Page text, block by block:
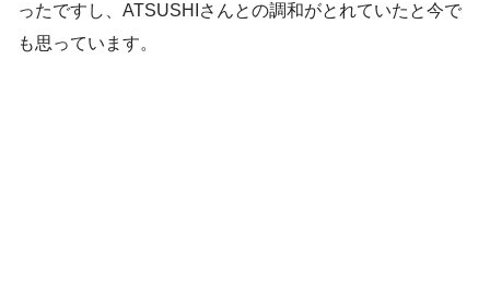
ったですし、ATSUSHIさんとの調和がとれていたと今で
も思っています。